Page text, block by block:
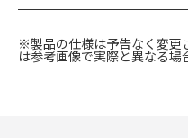
※製品の仕様は予告なく変更
は参考画像で実際と異なる場